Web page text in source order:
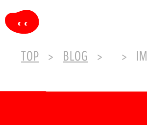
TOP BLOG